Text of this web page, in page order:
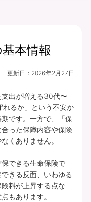
本情報
更新日： 2026年2月27日
出が増える30代〜
るか」という不安か
です。一方で、「保
った保障内容や保険
くありません。
できる生命保険で
きる反面、いわゆる
料が上昇する点な
もあります。